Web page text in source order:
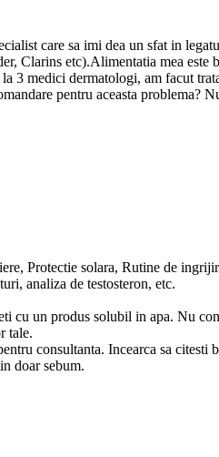
care sa imi dea un sfat in
Clarins etc).Alimentatia mea
3 medici dermatologi, am facut
pentru aceasta problema?
Protectie solara, Rutine de
analiza de testosteron, etc.
cu un produs solubil in apa. Nu
tale.
consultanta. Incearca sa citesti
doar sebum.